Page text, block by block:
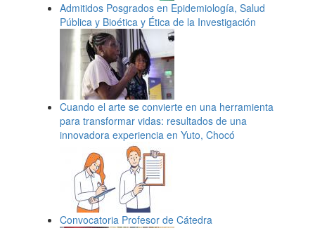
Admitidos Posgrados en Epidemiología, Salud
Pública y Bioética y Ética de la Investigación
Cuando el arte se convierte en una herramienta
para transformar vidas: resultados de una
innovadora experiencia en Yuto, Chocó
Convocatoria Profesor de Cátedra